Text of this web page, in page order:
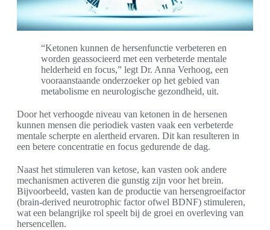
“Ketonen kunnen de hersenfunctie verbeteren en
worden geassocieerd met een verbeterde mentale
helderheid en focus,” legt Dr. Anna Verhoog, een
vooraanstaande onderzoeker op het gebied van
metabolisme en neurologische gezondheid, uit.
Door het verhoogde niveau van ketonen in de hersenen
kunnen mensen die periodiek vasten vaak een verbeterde
mentale scherpte en alertheid ervaren. Dit kan resulteren in
een betere concentratie en focus gedurende de dag.
Naast het stimuleren van ketose, kan vasten ook andere
mechanismen activeren die gunstig zijn voor het brein.
Bijvoorbeeld, vasten kan de productie van hersengroeifactor
(brain-derived neurotrophic factor ofwel BDNF) stimuleren,
wat een belangrijke rol speelt bij de groei en overleving van
hersencellen.